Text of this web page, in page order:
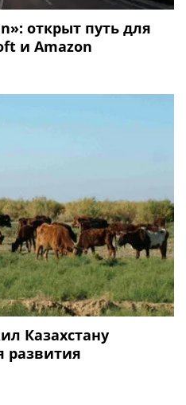
открыт путь для
и Amazon
Казахстану
развития